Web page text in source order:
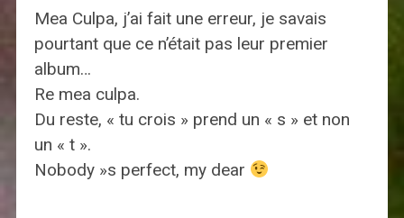
Mea Culpa, j’ai fait une erreur, je savais
pourtant que ce n’était pas leur premier
album…
Re mea culpa.
Du reste, « tu crois » prend un « s » et non
un « t ».
Nobody »s perfect, my dear